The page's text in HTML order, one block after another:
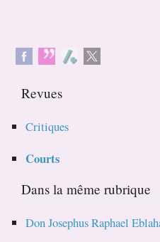
Revues
Critiques
Courts
Dans la même rubrique
Don Josephus Raphael